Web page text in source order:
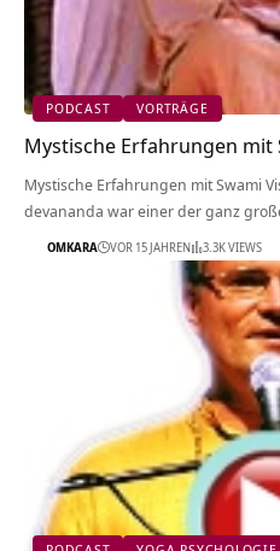
PODCAST VORTRÄGE
Mystische Erfahrungen mit
Mystische Erfahrungen mit Swami
devananda war einer der ganz
OMKARA VOR 15 JAHREN 3.3K VIEWS